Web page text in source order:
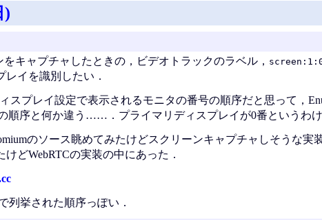
)
をキャプチャしたときの，ビデオトラックのラベル，
レイを識別したい．
スプレイ設定で表示されるモニタの番号の順序だと思って，
順序と何か違う……．プライマリディスプレイが0番というわけ
のソース眺めてみたけどスクリーンキャプチャしそうな実
どWebRTCの実装の中にあった．
列挙された順序っぽい．